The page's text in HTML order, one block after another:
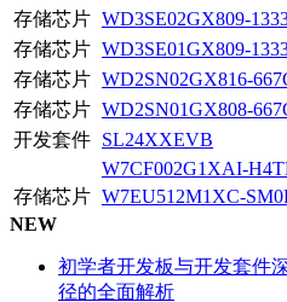
存储芯片 WD3SE02GX809-
存储芯片 WD3SE01GX809-
存储芯片 WD2SN02GX816-
存储芯片 WD2SN01GX808-
开发套件 SL24XXEVB
W7CF002G1XAI-
存储芯片 W7EU512M1XC-
NEW
初学者开发板与开发套件
径的全面解析